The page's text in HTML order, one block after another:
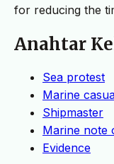
for reducing the
Anahtar
Sea protest
Marine
Shipmaster
Marine note
Evidence